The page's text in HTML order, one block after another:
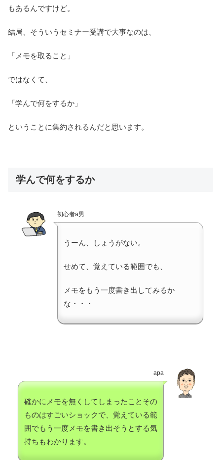
もあるんですけど。
結局、そういうセミナー受講で大事なのは、
「メモを取ること」
ではなくて、
「学んで何をするか」
ということに集約されるんだと思います。
学んで何をするか
初心者a男
うーん、しょうがない。
せめて、覚えている範囲でも、
メモをもう一度書き出してみるか
な・・・
apa
確かにメモを無くしてしまったことその
ものはすごいショックで、覚えている範
囲でもう一度メモを書き出そうとする気
持ちもわかります。